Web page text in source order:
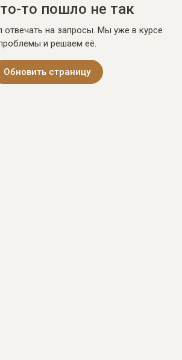
то пошло не так
отвечать на запросы. Мы уже в курсе
и решаем её.
Обновить страницу